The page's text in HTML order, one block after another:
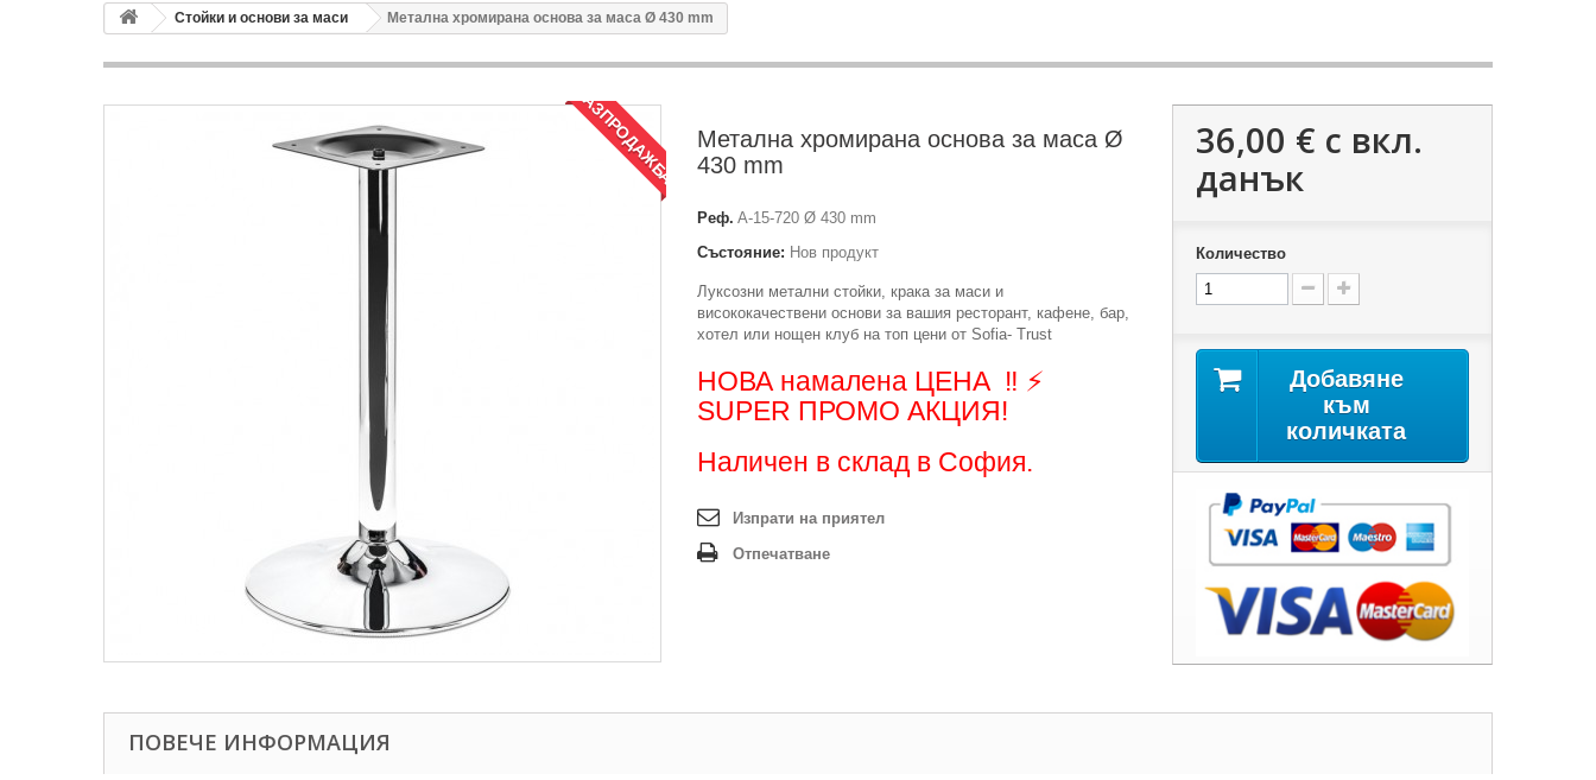
Стойки и основи за маси Метална хромирана основа за маса Ø 430 mm
РАЗПРОДАЖБА!
Метална хромирана основа за маса Ø
430 mm
Реф. A-15-720 Ø 430 mm
Състояние: Нов продукт
Луксозни метални стойки, крака за маси и
висококачествени основи за вашия ресторант, кафене, бар,
хотел или нощен клуб на топ цени от Sofia- Trust
НОВА намалена ЦЕНА ‼️ ⚡️
SUPER ПРОМО АКЦИЯ!
Наличен в склад в София.
Изпрати на приятел
Отпечатване
36,00 € с вкл.
данък
Количество
Добавяне
към
количката
ПОВЕЧЕ ИНФОРМАЦИЯ